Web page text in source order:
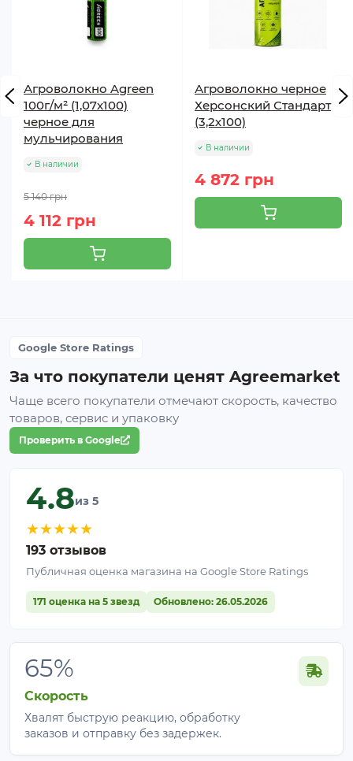
Агроволокно Agreen
100г/м² (1,07х100)
черное для
мульчирования
В наличии
5 140 грн
4 112 грн
Агроволокно черное
Херсонский Стандарт
(3,2х100)
В наличии
4 872 грн
Google Store Ratings
За что покупатели ценят Agreemarket
Чаще всего покупатели отмечают скорость, качество
товаров, сервис и упаковку
Проверить в Google
4.8из 5
★★★★★
193 отзывов
Публичная оценка магазина на Google Store Ratings
171 оценка на 5 звезд Обновлено: 26.05.2026
65%
Скорость
Хвалят быструю реакцию, обработку
заказов и отправку без задержек.